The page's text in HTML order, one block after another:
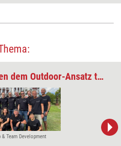
Trotz Online-Schulungen dem Outdoor-Ansatz treu
Team Development